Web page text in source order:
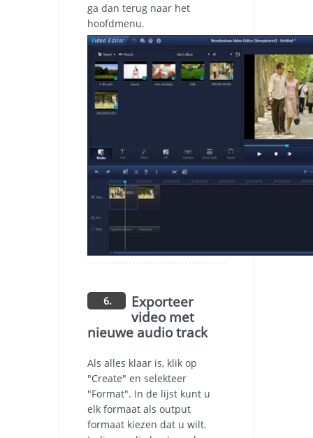
ga dan terug naar het
hoofdmenu.
6.
Exporteer
video met
nieuwe audio track
Als alles klaar is, klik op
"Create" en selekteer
"Format". In de lijst kunt u
elk formaat als output
formaat kiezen dat u wilt.